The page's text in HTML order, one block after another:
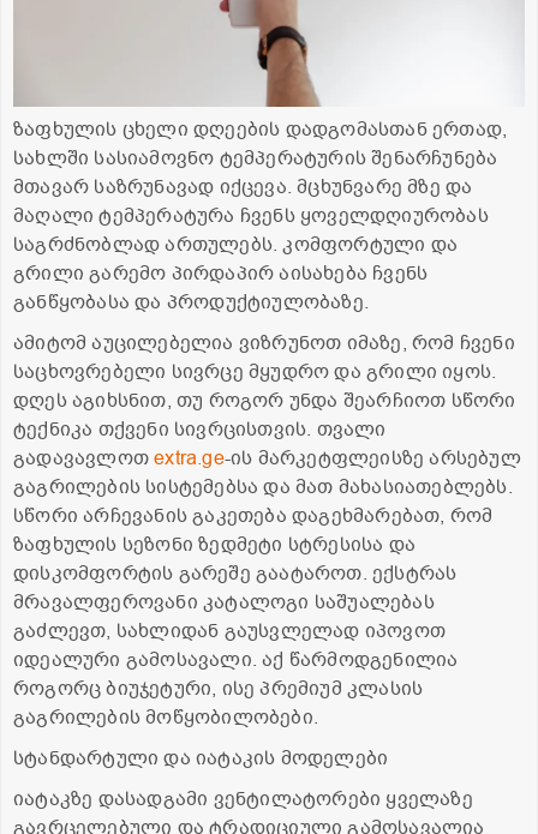
ზაფხულის ცხელი დღეების დადგომასთან ერთად,
სახლში სასიამოვნო ტემპერატურის შენარჩუნება
მთავარ საზრუნავად იქცევა. მცხუნვარე მზე და
მაღალი ტემპერატურა ჩვენს ყოველდღიურობას
საგრძნობლად ართულებს. კომფორტული და
გრილი გარემო პირდაპირ აისახება ჩვენს
განწყობასა და პროდუქტიულობაზე.
ამიტომ აუცილებელია ვიზრუნოთ იმაზე, რომ ჩვენი
საცხოვრებელი სივრცე მყუდრო და გრილი იყოს.
დღეს აგიხსნით, თუ როგორ უნდა შეარჩიოთ სწორი
ტექნიკა თქვენი სივრცისთვის. თვალი
გადავავლოთextra.ge-ის მარკეტფლეისზე არსებულ
გაგრილების სისტემებსა და მათ მახასიათებლებს.
სწორი არჩევანის გაკეთება დაგეხმარებათ, რომ
ზაფხულის სეზონი ზედმეტი სტრესისა და
დისკომფორტის გარეშე გაატაროთ. ექსტრას
მრავალფეროვანი კატალოგი საშუალებას
გაძლევთ, სახლიდან გაუსვლელად იპოვოთ
იდეალური გამოსავალი. აქ წარმოდგენილია
როგორც ბიუჯეტური, ისე პრემიუმ კლასის
გაგრილების მოწყობილობები.
სტანდარტული და იატაკის მოდელები
იატაკზე დასადგამი ვენტილატორები ყველაზე
გავრცელებული და ტრადიციული გამოსავალია